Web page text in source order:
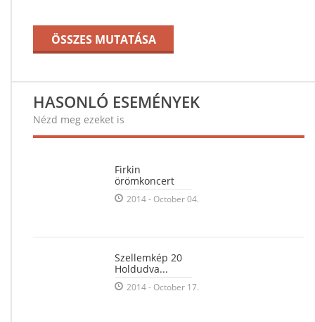
ÖSSZES MUTATÁSA
HASONLÓ ESEMÉNYEK
Nézd meg ezeket is
Firkin
örömkoncert
2014 - October 04.
Szellemkép 20
Holdudva...
2014 - October 17.